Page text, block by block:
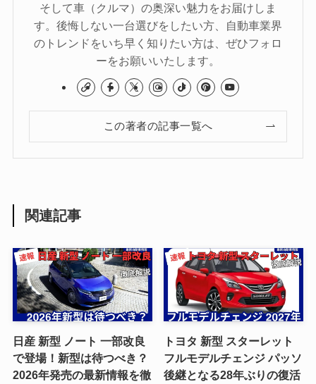
そして車（クルマ）の奥深い魅力をお届けしま
す。後悔しない一台選びをしたい方、自動車業界
のトレンドをいち早く知りたい方は、ぜひフォロ
ーをお願いいたします。
この著者の記事一覧へ
関連記事
日産 新型 ノート 一部改良
で登場！新型は待つべき？
2026年発売の最新情報を徹
トヨタ 新型 スターレット
フルモデルチェンジ パッソ
後継となる28年ぶりの復活